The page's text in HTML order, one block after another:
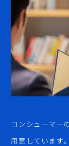
コンシューマー
用意しています